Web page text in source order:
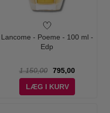
Lancome - Poeme - 100 ml -
Edp
1.150,00
795,00
LÆG I KURV